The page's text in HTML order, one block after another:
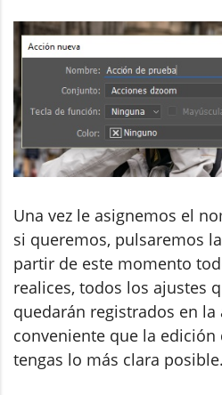
Una vez le asignemos el
si queremos, pulsaremos
partir de este momento
realices, todos los ajustes
quedarán registrados en
conveniente que la edición
tengas lo más clara posible.